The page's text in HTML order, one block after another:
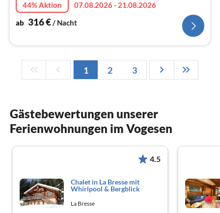
44% Aktion
07.08.2026 - 21.08.2026
ab 316€/ Nacht
1 2 3
Gästebewertungen unserer
Ferienwohnungen im Vogesen
4.5
Chalet in La Bresse mit
Whirlpool & Bergblick
La Bresse